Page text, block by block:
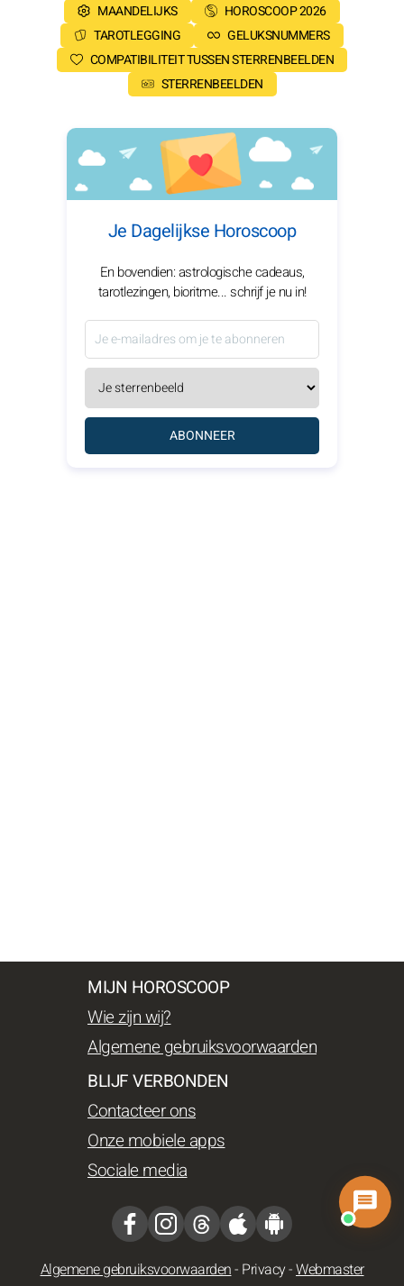
MAANDELIJKS
HOROSCOOP 2026
TAROTLEGGING
GELUKSNUMMERS
COMPATIBILITEIT TUSSEN STERRENBEELDEN
STERRENBEELDEN
Je Dagelijkse Horoscoop
En bovendien: astrologische cadeaus,
tarotlezingen, bioritme... schrijf je nu in!
ABONNEER
MIJN HOROSCOOP
Wie zijn wij?
Algemene gebruiksvoorwaarden
BLIJF VERBONDEN
Contacteer ons
Onze mobiele apps
Sociale media
Algemene gebruiksvoorwaarden- Privacy-Webmaster